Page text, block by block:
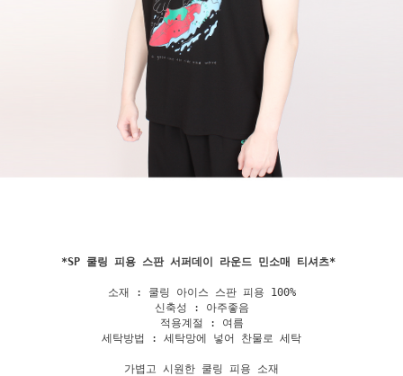
*SP 쿨링 피용 스판 서퍼데이 라운드 민소매 티셔츠
소재 : 쿨링 아이스 스판 피용 100%
신축성 : 아주좋음
적용계절 : 여름
세탁방법 : 세탁망에 넣어 찬물로 세탁
가볍고 시원한 쿨링 피용 소재